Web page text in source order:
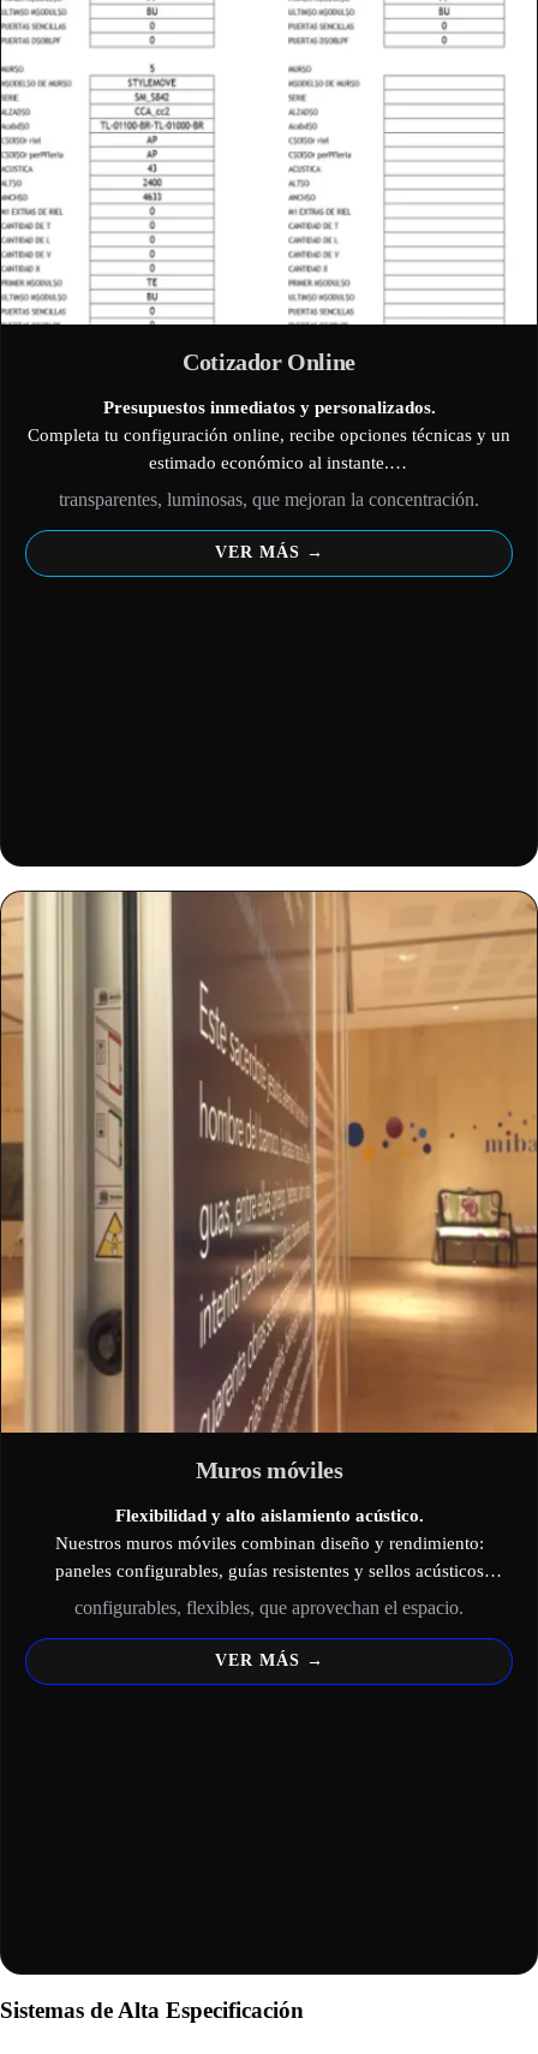
Cotizador Online
Presupuestos inmediatos y personalizados.
Completa tu configuración online, recibe opciones técnicas y un
estimado económico al instante.
Ahorra tiempo en la planificación del proyecto y accede a
transparentes, luminosas, que mejoran la concentración.
VER MÁS
Muros móviles
Flexibilidad y alto aislamiento acústico.
Nuestros muros móviles combinan diseño y rendimiento:
paneles configurables, guías resistentes y sellos acústicos
profesionales.
que requieren reconfiguración rápida.
configurables, flexibles, que aprovechan el espacio.
VER MÁS
Sistemas de Alta Especificación